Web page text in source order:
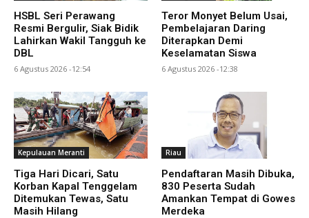
HSBL Seri Perawang
Resmi Bergulir, Siak Bidik
Lahirkan Wakil Tangguh ke
DBL
6 Agustus 2026 -12:54
Teror Monyet Belum Usai,
Pembelajaran Daring
Diterapkan Demi
Keselamatan Siswa
6 Agustus 2026 -12:38
Kepulauan Meranti
Tiga Hari Dicari, Satu
Korban Kapal Tenggelam
Ditemukan Tewas, Satu
Masih Hilang
Riau
Pendaftaran Masih Dibuka,
830 Peserta Sudah
Amankan Tempat di Gowes
Merdeka